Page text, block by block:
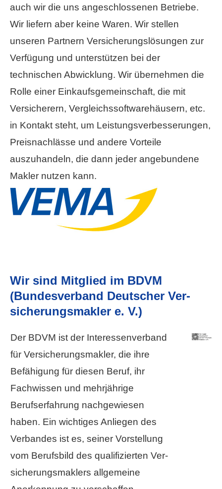
auch wir die uns angeschlossenen Betriebe.
Wir liefern aber keine Waren. Wir stellen
unseren Partnern Versicherungslösungen zur
Verfügung und unterstützen bei der
technischen Abwicklung. Wir übernehmen die
Rolle einer Einkaufsgemeinschaft, die mit
Versicherern, Vergleichssoftwarehäusern, etc.
in Kontakt steht, um Leistungsverbesserungen,
Preisnachlässe und andere Vorteile
auszuhandeln, die dann jeder angebundene
Makler nutzen kann.
Wir sind Mitglied im BDVM
(Bundesverband Deutscher Ver­
sicherungs­makler e. V.)
Der BDVM ist der Interessenverband
für Ver­sicherungs­makler, die ihre
Befähigung für diesen Beruf, ihr
Fachwissen und mehrjährige
Berufserfahrung nachgewiesen
haben. Ein wichtiges Anliegen des
Verbandes ist es, seiner Vorstellung
vom Berufsbild des qualifizierten Ver­
sicherungs­maklers allgemeine